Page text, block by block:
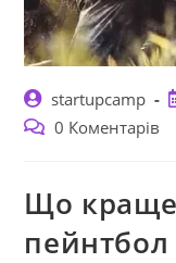
Автор
запису:
startupcamp
Коментарі
0 Коментарів
Що краще
пейнтбол